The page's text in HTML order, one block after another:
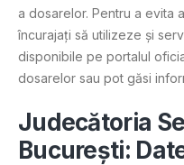
a dosarelor. Pentru a evita
încurajați să utilizeze și
disponibile pe portalul
dosarelor sau pot găsi
Judecătoria
București: